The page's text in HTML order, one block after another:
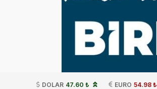
DOLAR 47.60 ₺ EURO 54.98 ₺